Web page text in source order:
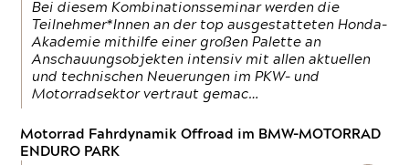
Bei diesem Kombinationsseminar werden die
Teilnehmer*Innen an der top ausgestatteten Honda-
Akademie mithilfe einer großen Palette an
Anschauungsobjekten intensiv mit allen aktuellen
und technischen Neuerungen im PKW- und
Motorradsektor vertraut gemac…
Motorrad Fahrdynamik Offroad im BMW-MOTORRAD
ENDURO PARK